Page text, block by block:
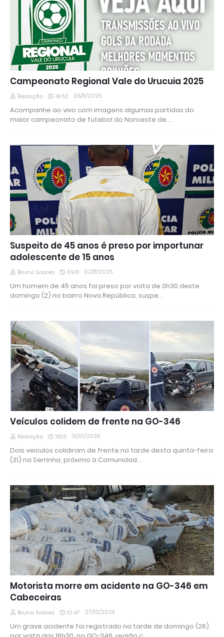
Campeonato Regional Vale do Urucuia 2025
Redação 16:52 05/11/2025
Acompanhe ao vivo com imagens algumas partidas do
maior campeonato de futebol do Noroeste de…
Suspeito de 45 anos é preso por importunar
adolescente de 15 anos
Bruno Soares 09:11 02/11/2025
Um homem de 45 anos foi preso por volta de 0h30 deste
domingo (2) no bairro Nova República, suspe…
Veículos colidem de frente na GO-346
Redação 18:13 31/10/2025
Dois veículos colidiram de frente na tarde desta quinta-feira
(31) na Serrinha, próximo à Comunidad…
Motorista morre em acidente na GO-346 em
Cabeceiras
Bruno Soares 10:47 27/10/2025
Um grave acidente foi registrado na tarde de domingo (26),